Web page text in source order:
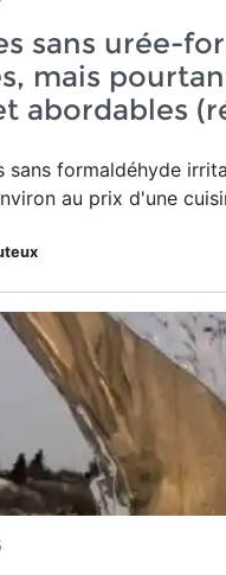
sans urée-
mais
abordables
sans formaldéhyde
au prix d'une